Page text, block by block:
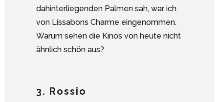
dahinterliegenden Palmen sah, war ich
von Lissabons Charme eingenommen.
Warum sehen die Kinos von heute nicht
ähnlich schön aus?
3. Rossio